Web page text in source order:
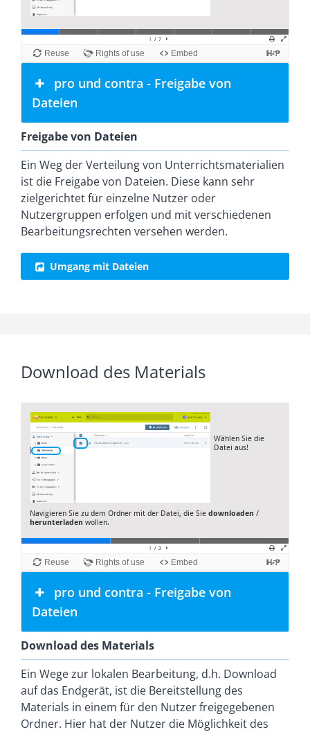
pro und contra - Freigabe von
Dateien
Freigabe von Dateien
Ein Weg der Verteilung von Unterrichtsmaterialien
ist die Freigabe von Dateien. Diese kann sehr
zielgerichtet für einzelne Nutzer oder
Nutzergruppen erfolgen und mit verschiedenen
Bearbeitungsrechten versehen werden.
Umgang mit Dateien
Download des Materials
pro und contra - Freigabe von
Dateien
Download des Materials
Ein Wege zur lokalen Bearbeitung, d.h. Download
auf das Endgerät, ist die Bereitstellung des
Materials in einem für den Nutzer freigegebenen
Ordner. Hier hat der Nutzer die Möglichkeit des